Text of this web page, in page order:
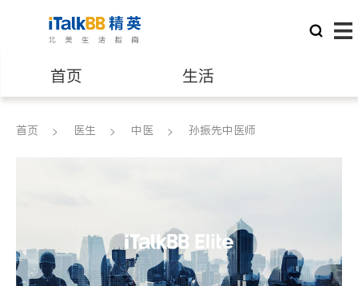
首页 生活
医生 律师
会计师
建筑装修
首页 医生 中医 孙振先中医师